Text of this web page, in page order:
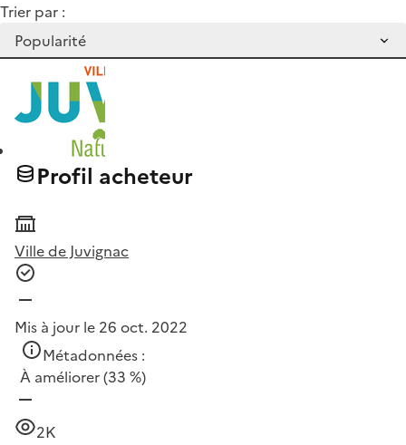
Trier par :
Profil acheteur
Ville de Juvignac
Mis à jour le 26 oct. 2022
Métadonnées :
À améliorer(33 %)
2K